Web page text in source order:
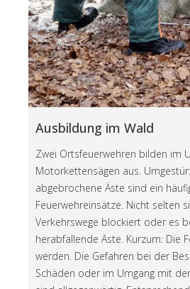
Ausbildung im Wald
Zwei Ortsfeuerwehren bilden im
Motorkettensägen aus.
abgebrochene Äste sind ein
Feuerwehreinsätze. Nicht selten
Verkehrswege blockiert oder es
herabfallende Äste. Kurzum: Die
werden. Die Gefahren bei der
Schäden oder im Umgang mit